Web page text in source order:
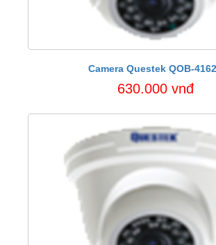
Camera Questek QOB-
630.000 vnđ